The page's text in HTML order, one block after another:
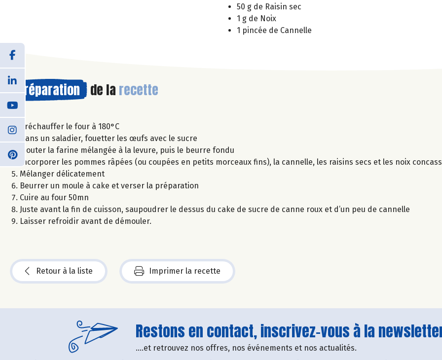
50 g de Raisin sec
1 g de Noix
1 pincée de Cannelle
Préparation de la recette
Préchauffer le four à 180°C
Dans un saladier, fouetter les œufs avec le sucre
Ajouter la farine mélangée à la levure, puis le beurre fondu
Incorporer les pommes râpées (ou coupées en petits morceaux fins), la cannelle, les raisins secs et les noix
Mélanger délicatement
Beurrer un moule à cake et verser la préparation
Cuire au four 50mn
Juste avant la fin de cuisson, saupoudrer le dessus du cake de sucre de canne roux et d’un peu de cannelle
Laisser refroidir avant de démouler.
Retour à la liste Imprimer la recette
Restons en contact, inscrivez-vous à la
....et retrouvez nos offres, nos événements et nos actualités.